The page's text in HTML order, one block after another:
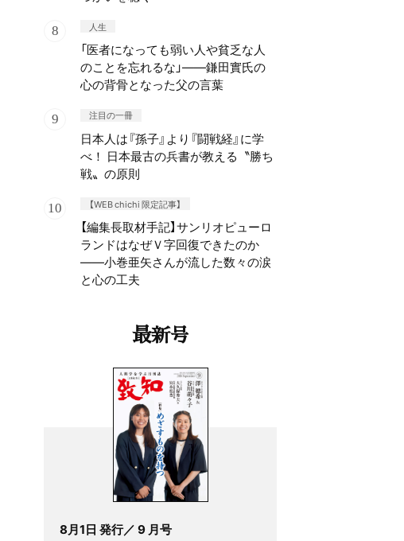
人生
「医者になっても弱い人や貧乏な人
のことを忘れるな」——鎌田實氏の
心の背骨となった父の言葉
注目の一冊
日本人は『孫子』より『闘戦経』に学
べ！ 日本最古の兵書が教える〝勝ち
戦〟の原則
【WEB chichi 限定記事】
【編集長取材手記】サンリオピューロ
ランドはなぜＶ字回復できたのか
——小巻亜矢さんが流した数々の涙
と心の工夫
最新号
8月1日 発行／ 9 月号